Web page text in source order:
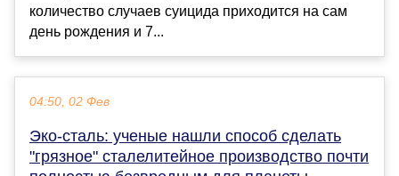
количество случаев суицида приходится на сам
день рождения и 7...
04:50, 02 Фев
Эко-сталь: ученые нашли способ сделать
"грязное" сталелитейное производство почти